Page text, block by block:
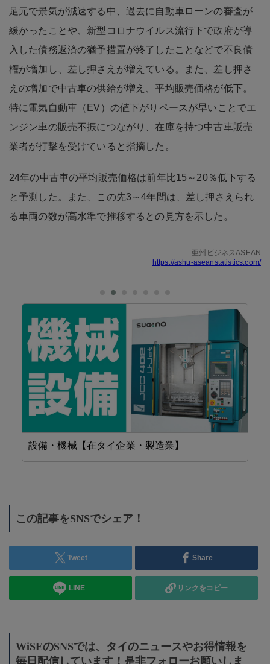
足元で景気が減速する中、過去に自動車ローンの審査が
緩かったことや、新型コロナウイルス流行下で政府が導
入した債務返済の猶予措置が終了したことなどで不良債
権が増加し、差し押さえが増えている。また、差し押さ
えの増加で中古車の供給が増え、平均販売価格が低下。
特に電気自動車（EV）の値下がりペースが早いことでエ
ンジン車の販売不振につながり、在庫を持つ中古車販売
業者が打撃を受けていると指摘した。
24年の中古車の平均販売価格は前年比15～20％低下する
と予測した。また、この先3～4年間は、差し押さえられ
る車両の数が高水準で推移するとの見方を示した。
亜州ビジネスASEAN
https://ashu-aseanstatistics.com/
設備・機械【在タイ企業・製造業】
この記事をSNSでシェア！
Tweet Share
LINE リンクをコピー
WiSEのSNSでは、タイのニュースやお得情報を
毎日配信しています！是非フォローお願いしま